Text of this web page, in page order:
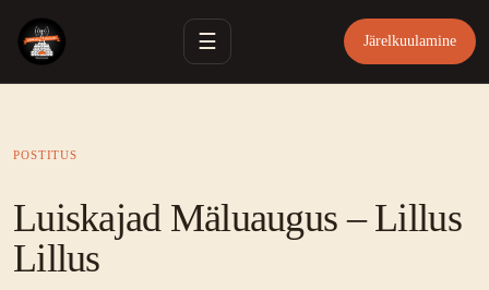
☰ Järelkuulamine
POSTITUS
Luiskajad Mäluaugus – Lillus
Lillus